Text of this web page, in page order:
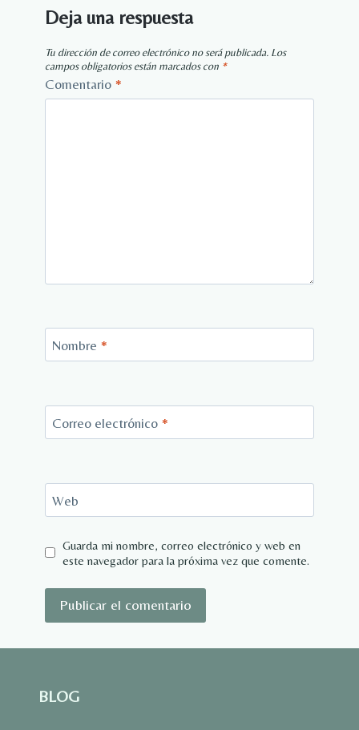
Deja una respuesta
Tu dirección de correo electrónico no será publicada. Los
campos obligatorios están marcados con *
Comentario *
Nombre *
Correo electrónico *
Web
Guarda mi nombre, correo electrónico y web en
este navegador para la próxima vez que comente.
BLOG